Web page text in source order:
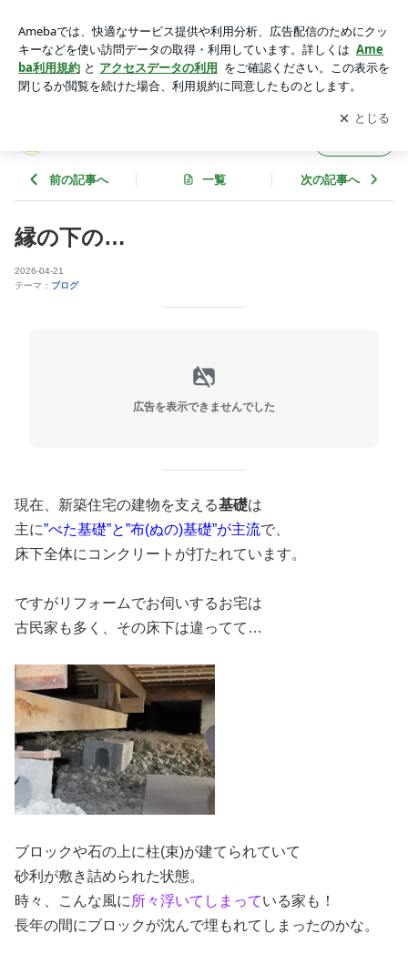
アプリをダウンロードして ブログの更新通知
を受け取りまし
ょう。
開く
前の記事へ 一覧 次の記事へ
縁の下の…
2026-04-21
テーマ： ブログ
広告を表示できませんでした
現在、新築住宅の建物を支える基礎は
主に”べた基礎”と”布(ぬの)基礎”が主流で、
床下全体にコンクリートが打たれています。
ですがリフォームでお伺いするお宅は
古民家も多く、その床下は違ってて…
ブロックや石の上に柱(束)が建てられていて
砂利が敷き詰められた状態。
時々、こんな風に 所々浮いてしまっている家も！
長年の間にブロックが沈んで埋もれてしまったのかな。